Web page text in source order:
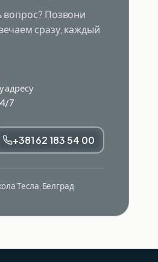
вопрос? Позвони
сразу, каждый
адресу
7
+381 62 183 54 00
Тесла, Белград